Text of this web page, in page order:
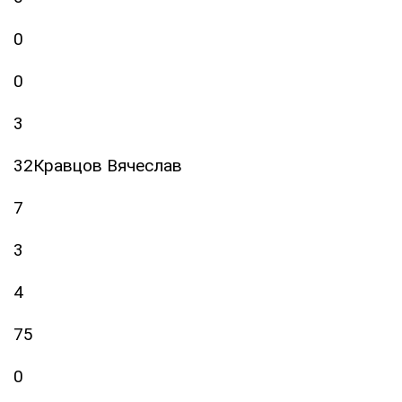
0
0
3
32Кравцов Вячеслав
7
3
4
75
0